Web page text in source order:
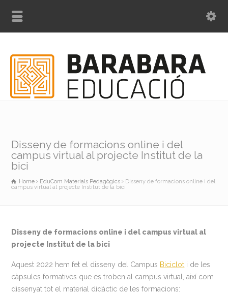
Disseny de formacions online i del
campus virtual al projecte Institut de la
bici
Home EduCom Materials Pedagògics
Disseny de formacions online i del
campus virtual al projecte Institut de la bici
Disseny de formacions online i del campus virtual al
projecte Institut de la bici
Aquest 2022 hem fet el disseny del Campus Biciclot i de les
càpsules formatives que es troben al campus virtual, així com
dissenyat tot el material didàctic de les formacions: